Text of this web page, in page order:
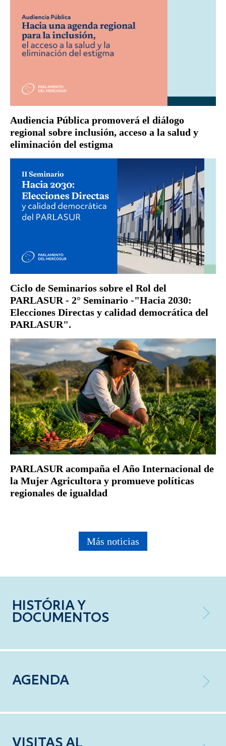
Audiencia Pública promoverá el diálogo
regional sobre inclusión, acceso a la salud y
eliminación del estigma
Ciclo de Seminarios sobre el Rol del
PARLASUR - 2° Seminario -"Hacia 2030:
Elecciones Directas y calidad democrática del
PARLASUR".
PARLASUR acompaña el Año Internacional de
la Mujer Agricultora y promueve políticas
regionales de igualdad
Más noticias
HISTÓRIA Y
DOCUMENTOS
AGENDA